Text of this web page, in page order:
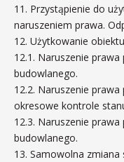
11. Przystąpienie do
naruszeniem prawa.
12. Użytkowanie
12.1. Naruszenie prawa
budowlanego.
12.2. Naruszenie
okresowe kontrole
12.3. Naruszenie
budowlanego.
13. Samowolna